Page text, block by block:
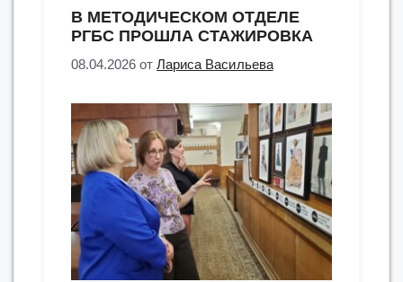
В МЕТОДИЧЕСКОМ ОТДЕЛЕ
РГБС ПРОШЛА СТАЖИРОВКА
08.04.2026 отЛариса Васильева